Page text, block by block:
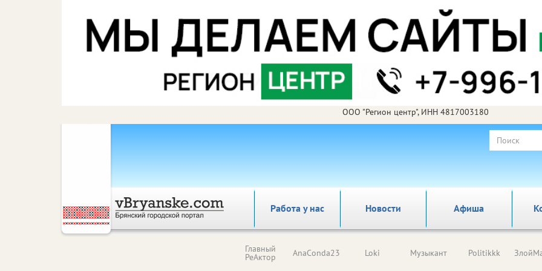
ООО "Регион центр", ИНН 4817003180
Работа у нас Новости Афиша
Главный
РеАктор AnaConda23 Loki Музыкант Politikkk